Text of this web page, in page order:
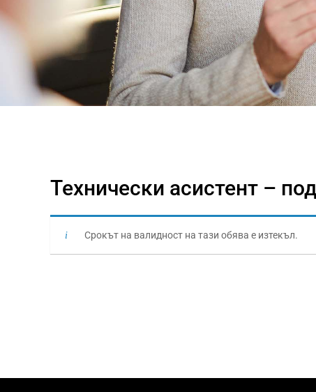
Технически асистент –
Срокът на валидност на тази обява е изтекъл.